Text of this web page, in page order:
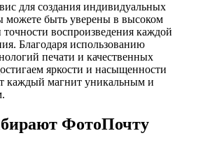
для создания индивидуальных
можете быть уверены в высоком
точности воспроизведения каждой
Благодаря использованию
печати и качественных
яркости и насыщенности
каждый магнит уникальным и
ФотоПочту